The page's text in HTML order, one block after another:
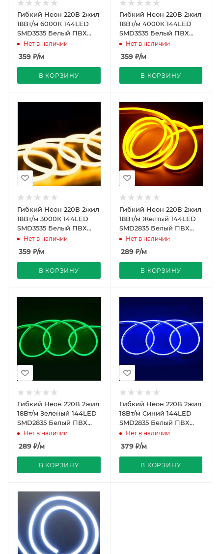
Гибкий Неон 220В 2жил
18Вт/м 6000К 144LED
SMD3535 Белый ПВХ
16х16 IP65 50м Рез 20см
REDIGLE
Нет в наличии
359 ₽/м
В КОРЗИНУ
Гибкий Неон 220В 2жил
18Вт/м 4000К 144LED
SMD3535 Белый ПВХ
16х16 IP65 50м Рез 20см
REDIGLE
Нет в наличии
359₽/м
В КОРЗИНУ
Гибкий Неон 220В 2жил
18Вт/м 3000К 144LED
SMD3535 Белый ПВХ
16х16 IP65 50м Рез 20см
REDIGLE
Нет в наличии
359 ₽/м
В КОРЗИНУ
Гибкий Неон 220В 2жил
18Вт/м Желтый 144LED
SMD2835 Белый ПВХ
16х16 IP65 50м REDIGLE
Нет в наличии
289₽/м
В КОРЗИНУ
Гибкий Неон 220В 2жил
18Вт/м Зеленый 144LED
SMD2835 Белый ПВХ
16х16 IP65 50м REDIGLE
Нет в наличии
289 ₽/м
В КОРЗИНУ
Гибкий Неон 220В 2жил
18Вт/м Синий 144LED
SMD2835 Белый ПВХ
16х16 IP65 50м REDIGLE
Нет в наличии
379₽/м
В КОРЗИНУ